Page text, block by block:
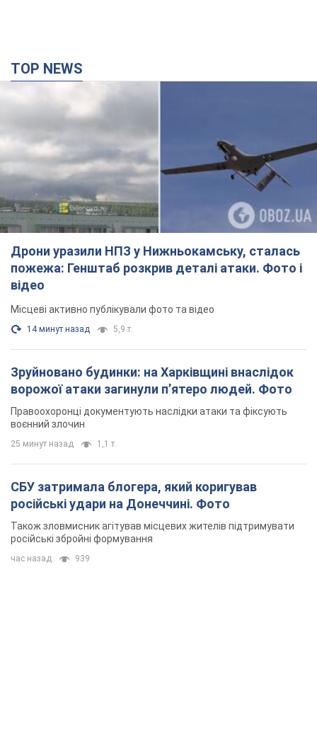
TOP NEWS
Дрони уразили НПЗ у Нижньокамську, сталась
пожежа: Генштаб розкрив деталі атаки. Фото і
відео
Місцеві активно публікували фото та відео
14 минут назад 5,9 т.
Зруйновано будинки: на Харківщині внаслідок
ворожої атаки загинули п’ятеро людей. Фото
Правоохоронці документують наслідки атаки та фіксують
воєнний злочин
25 минут назад 1,1 т.
СБУ затримала блогера, який коригував
російські удари на Донеччині. Фото
Також зловмисник агітував місцевих жителів підтримувати
російські збройні формування
час назад 939